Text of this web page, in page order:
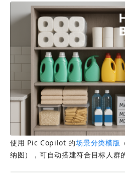
使用 Pic Copilot 的场景分类模版
纳图），可自动搭建符合目标人群